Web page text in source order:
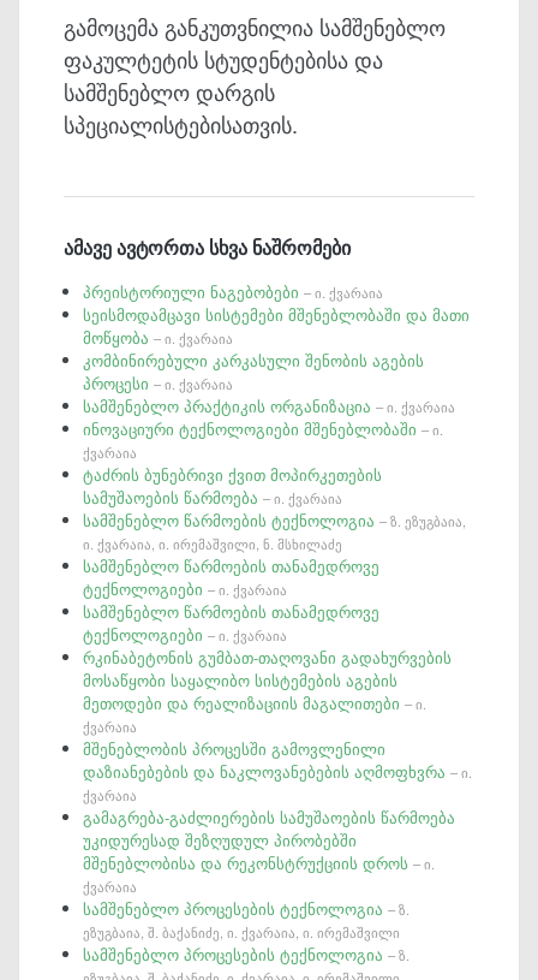
გამოცემა განკუთვნილია სამშენებლო
ფაკულტეტის სტუდენტებისა და
სამშენებლო დარგის
სპეციალისტებისათვის.
ამავე ავტორთა სხვა ნაშრომები
პრეისტორიული ნაგებობები– ი. ქვარაია
სეისმოდამცავი სისტემები მშენებლობაში და მათი
მოწყობა– ი. ქვარაია
კომბინირებული კარკასული შენობის აგების
პროცესი– ი. ქვარაია
სამშენებლო პრაქტიკის ორგანიზაცია– ი. ქვარაია
ინოვაციური ტექნოლოგიები მშენებლობაში– ი.
ქვარაია
ტაძრის ბუნებრივი ქვით მოპირკეთების
სამუშაოების წარმოება– ი. ქვარაია
სამშენებლო წარმოების ტექნოლოგია– ზ. ეზუგბაია,
ი. ქვარაია, ი. ირემაშვილი, ნ. მსხილაძე
სამშენებლო წარმოების თანამედროვე
ტექნოლოგიები– ი. ქვარაია
სამშენებლო წარმოების თანამედროვე
ტექნოლოგიები– ი. ქვარაია
რკინაბეტონის გუმბათ-თაღოვანი გადახურვების
მოსაწყობი საყალიბო სისტემების აგების
მეთოდები და რეალიზაციის მაგალითები– ი.
ქვარაია
მშენებლობის პროცესში გამოვლენილი
დაზიანებების და ნაკლოვანებების აღმოფხვრა– ი.
ქვარაია
გამაგრება-გაძლიერების სამუშაოების წარმოება
უკიდურესად შეზღუდულ პირობებში
მშენებლობისა და რეკონსტრუქციის დროს– ი.
ქვარაია
სამშენებლო პროცესების ტექნოლოგია– ზ.
ეზუგბაია, შ. ბაქანიძე, ი. ქვარაია, ი. ირემაშვილი
სამშენებლო პროცესების ტექნოლოგია– ზ.